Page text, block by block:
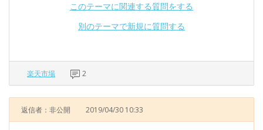
このテーマに関連する質問をする
別のテーマで新規に質問する
楽天市場 2
返信者：非公開 2019/04/30 10:33